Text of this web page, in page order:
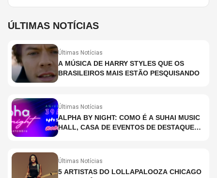
ÚLTIMAS NOTÍCIAS
Últimas Notícias
A MÚSICA DE HARRY STYLES QUE OS
BRASILEIROS MAIS ESTÃO PESQUISANDO
Últimas Notícias
ALPHA BY NIGHT: COMO É A SUHAI MUSIC
HALL, CASA DE EVENTOS DE DESTAQUE
Últimas Notícias
5 ARTISTAS DO LOLLAPALOOZA CHICAGO